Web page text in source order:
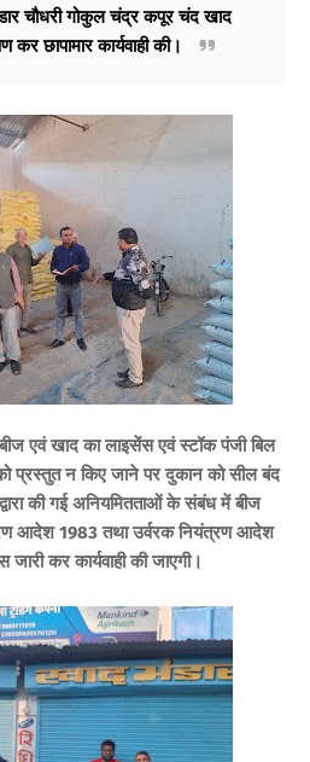
चौधरी गोकुल चंद्र कपूर चंद खाद
छापामार कार्यवाही की।
बीज एवं खाद का लाइसेंस एवं स्टॉक पंजी बिल
न किए जाने पर दुकान को सील बंद
की गई अनियमितताओं के संबंध में बीज
आदेश 1983 तथा उर्वरक नियंत्रण आदेश
कर कार्यवाही की जाएगी।